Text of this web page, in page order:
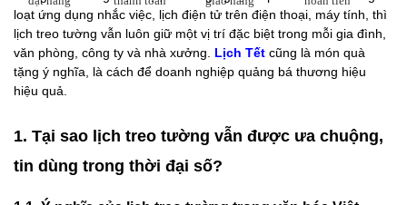
loạt ứng dụng nhắc việc, lịch điện tử trên điện thoại, máy tính, thì
lịch treo tường vẫn luôn giữ một vị trí đặc biệt trong mỗi gia đình,
văn phòng, công ty và nhà xưởng. Lịch Tết cũng là món quà
tặng ý nghĩa, là cách để doanh nghiệp quảng bá thương hiệu
hiệu quả.
1. Tại sao lịch treo tường vẫn được ưa chuộng,
tin dùng trong thời đại số?